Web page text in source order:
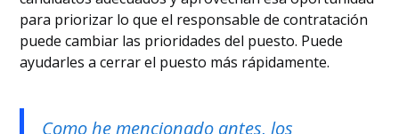
para priorizar lo que el responsable de contratación
puede cambiar las prioridades del puesto. Puede
ayudarles a cerrar el puesto más rápidamente.
Como he mencionado antes, los